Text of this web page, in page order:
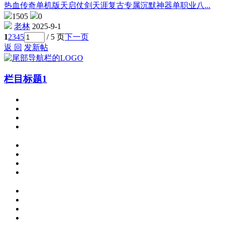
热血传奇单机版天启仗剑天涯复古专属沉默神器单职业八...
1505
0
老林 2025-9-1
12345 / 5 页下一页
返 回 发新帖
栏目标题1